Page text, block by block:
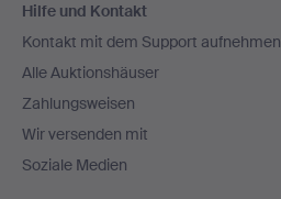
Navigation
Hilfe und Kontakt
Kontakt mit dem Support aufnehmen
Alle Auktionshäuser
Zahlungsweisen
Wir versenden mit
Soziale Medien